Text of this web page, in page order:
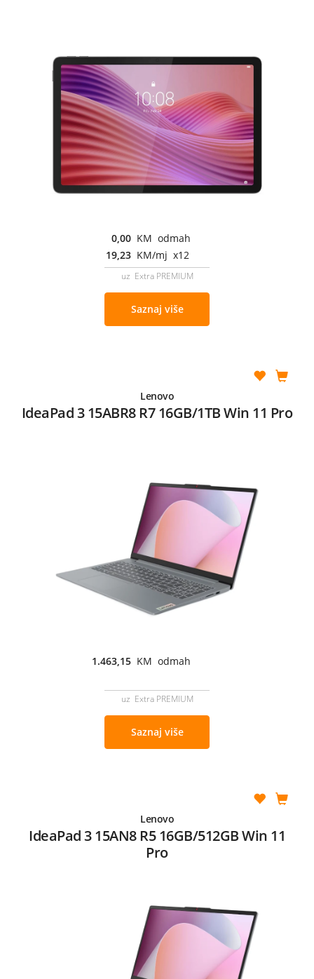
0,00 KM odmah
19,23 KM/mj x12
uz Extra PREMIUM
Saznaj više
Lenovo
IdeaPad 3 15ABR8 R7 16GB/1TB Win 11 Pro
1.463,15 KM odmah
uz Extra PREMIUM
Saznaj više
Lenovo
IdeaPad 3 15AN8 R5 16GB/512GB Win 11
Pro